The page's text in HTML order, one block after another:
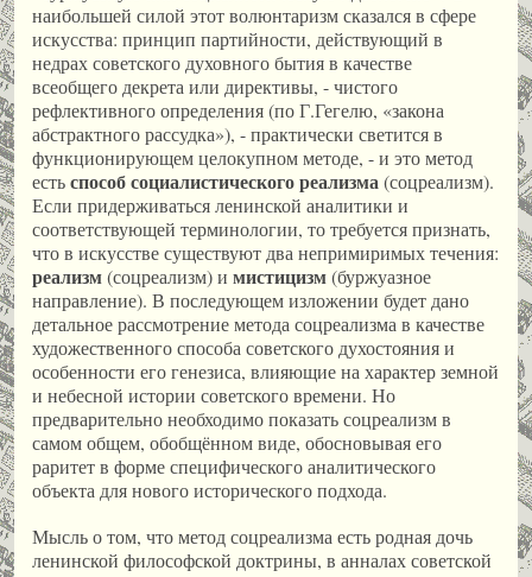
наибольшей силой этот волюнтаризм сказался в сфере
искусства: принцип партийности, действующий в
недрах советского духовного бытия в качестве
всеобщего декрета или директивы, - чистого
рефлективного определения (по Г.Гегелю, «закона
абстрактного рассудка»), - практически светится в
функционирующем целокупном методе, - и это метод
естьспособ социалистического реализма(соцреализм).
Если придерживаться ленинской аналитики и
соответствующей терминологии, то требуется признать,
что в искусстве существуют два непримиримых течения:
реализм(соцреализм) и мистицизм(буржуазное
направление). В последующем изложении будет дано
детальное рассмотрение метода соцреализма в качестве
художественного способа советского духостояния и
особенности его генезиса, влияющие на характер земной
и небесной истории советского времени. Но
предварительно необходимо показать соцреализм в
самом общем, обобщённом виде, обосновывая его
раритет в форме специфического аналитического
объекта для нового исторического подхода.
Мысль о том, что метод соцреализма есть родная дочь
ленинской философской доктрины, в анналах советской